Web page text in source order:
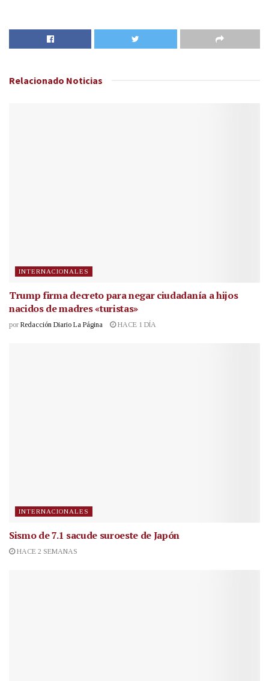
Relacionado Noticias
INTERNACIONALES
Trump firma decreto para negar ciudadanía a hijos
nacidos de madres «turistas»
por Redacción Diario La Página HACE 1 DÍA
INTERNACIONALES
Sismo de 7.1 sacude suroeste de Japón
HACE 2 SEMANAS